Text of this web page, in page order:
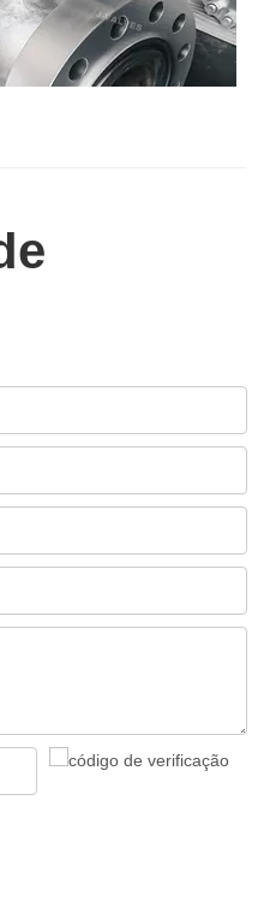
evitar o fluxo reverso é
de flange excêntrica tripla